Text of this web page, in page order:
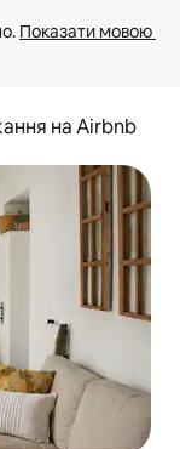
Показати мовою
на Airbnb